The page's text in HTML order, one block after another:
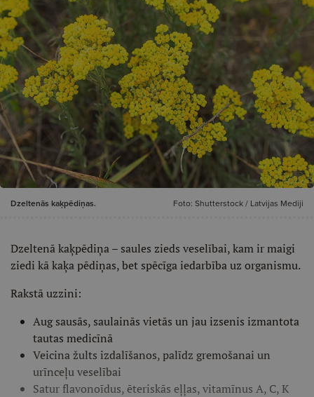
Dzeltenās kaķpēdiņas. Foto: Shutterstock / Latvijas Mediji
Dzeltenā kaķpēdiņa – saules zieds veselībai, kam ir maigi
ziedi kā kaķa pēdiņas, bet spēcīga iedarbība uz organismu.
Rakstā uzzini:
Aug sausās, saulainās vietās un jau izsenis izmantota
tautas medicīnā
Veicina žults izdalīšanos, palīdz gremošanai un
urīnceļu veselībai
Satur flavonoīdus, ēteriskās eļļas, vitamīnus A, C, K